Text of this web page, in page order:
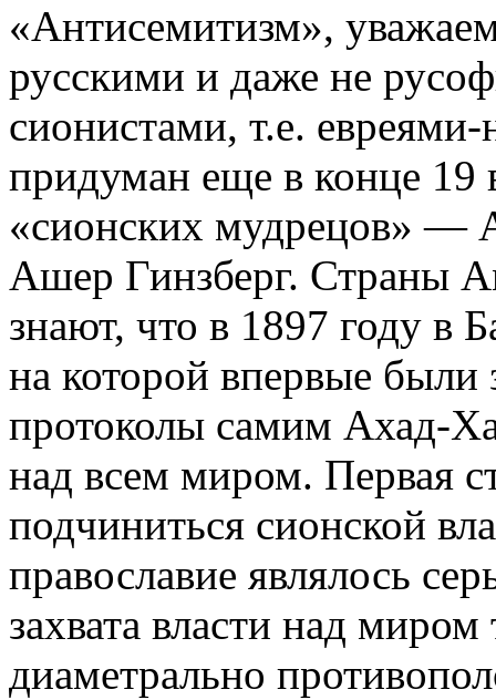
«Антисемитизм»,
русскими и даже не
сионистами, т.е.
придуман еще в конце 19
«сионских мудрецов» —
Ашер Гинзберг. Страны
знают, что в 1897 году в
на которой впервые
протоколы самим Ахад-
над всем миром. Первая
подчиниться сионской
православие являлось
захвата власти над миром
диаметрально